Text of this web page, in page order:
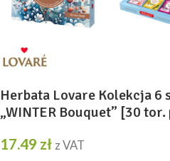
Herbata Lovare Kolekcja 6
„WINTER Bouquet” [30 tor.
17.49 zł z VAT